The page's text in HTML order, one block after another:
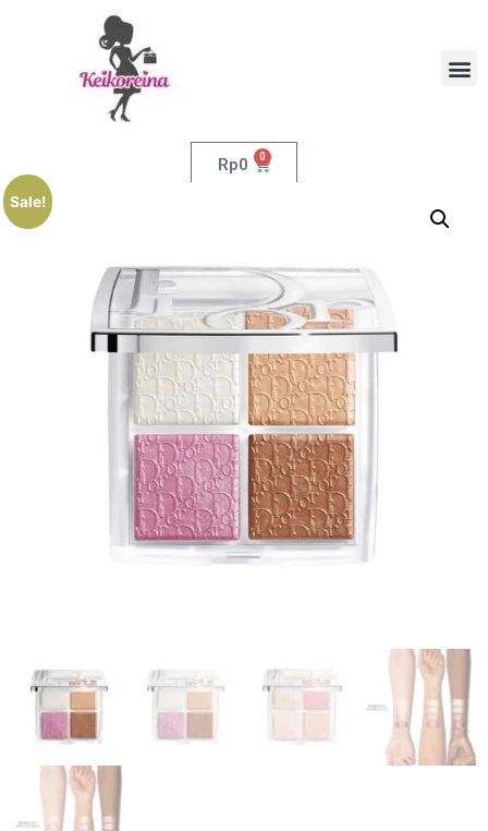
Rp0 0
Sale!